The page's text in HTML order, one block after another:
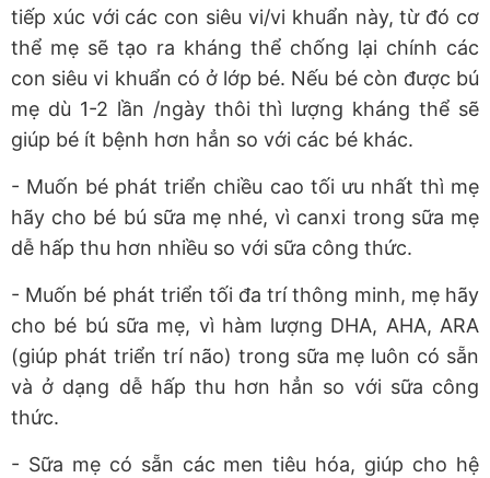
tiếp xúc với các con siêu vi/vi khuẩn này, từ đó cơ
thể mẹ sẽ tạo ra kháng thể chống lại chính các
con siêu vi khuẩn có ở lớp bé. Nếu bé còn được bú
mẹ dù 1-2 lần /ngày thôi thì lượng kháng thể sẽ
giúp bé ít bệnh hơn hẳn so với các bé khác.
- Muốn bé phát triển chiều cao tối ưu nhất thì mẹ
hãy cho bé bú sữa mẹ nhé, vì canxi trong sữa mẹ
dễ hấp thu hơn nhiều so với sữa công thức.
- Muốn bé phát triển tối đa trí thông minh, mẹ hãy
cho bé bú sữa mẹ, vì hàm lượng DHA, AHA, ARA
(giúp phát triển trí não) trong sữa mẹ luôn có sẵn
và ở dạng dễ hấp thu hơn hẳn so với sữa công
thức.
- Sữa mẹ có sẵn các men tiêu hóa, giúp cho hệ